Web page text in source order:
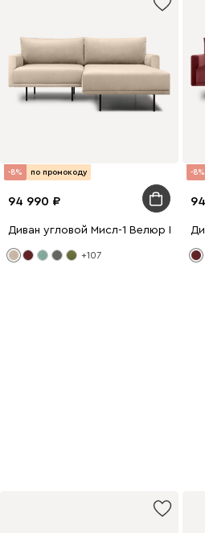
-8% по промокоду
94 990
Диван угловой Мисл-1 Велюр
+107
-8%